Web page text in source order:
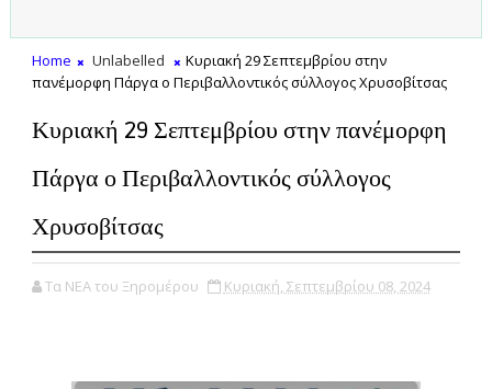
Home Unlabelled
Κυριακή 29 Σεπτεμβρίου στην
πανέμορφη Πάργα ο Περιβαλλοντικός σύλλογος Χρυσοβίτσας
Κυριακή 29 Σεπτεμβρίου στην πανέμορφη
Πάργα ο Περιβαλλοντικός σύλλογος
Χρυσοβίτσας
Τα ΝΕΑ του Ξηρομέρου Κυριακή, Σεπτεμβρίου 08, 2024